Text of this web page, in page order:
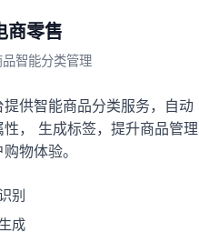
商零售
品智能分类管理
提供智能商品分类服务，自动
， 生成标签，提升商品管理
物体验。
别
成